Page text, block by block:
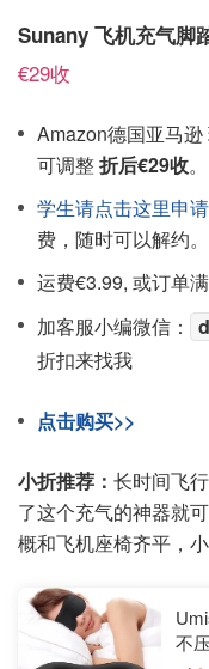
Sunany 飞机充气脚
€29收
Amazon德国亚马
可调整折后€29收。
学生请点击这里申
费，随时可以解约。
运费€3.99, 或订单
加客服小编微信：
折扣来找我
点击购买>>
小折推荐： 长时间飞
了这个充气的神器就
概和飞机座椅齐平，
不